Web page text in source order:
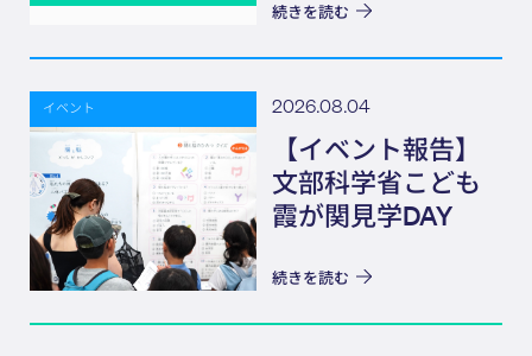
続きを読む
イベント 2026.08.04
【イベント報告】
文部科学省こども
霞が関見学DAY
続きを読む